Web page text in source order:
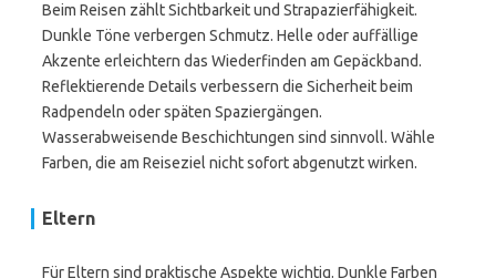
Beim Reisen zählt Sichtbarkeit und Strapazierfähigkeit.
Dunkle Töne verbergen Schmutz. Helle oder auffällige
Akzente erleichtern das Wiederfinden am Gepäckband.
Reflektierende Details verbessern die Sicherheit beim
Radpendeln oder späten Spaziergängen.
Wasserabweisende Beschichtungen sind sinnvoll. Wähle
Farben, die am Reiseziel nicht sofort abgenutzt wirken.
Eltern
Für Eltern sind praktische Aspekte wichtig. Dunkle Farben